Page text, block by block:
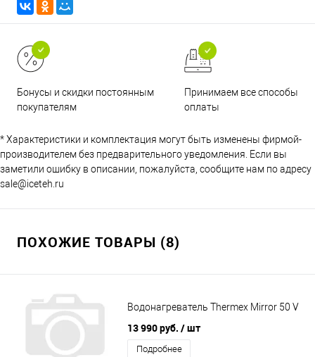
Бонусы и скидки постоянным
покупателям
Принимаем все способы
оплаты
* Характеристики и комплектация могут быть изменены фирмой-
производителем без предварительного уведомления. Если вы
заметили ошибку в описании, пожалуйста, сообщите нам по адресу
sale@iceteh.ru
ПОХОЖИЕ ТОВАРЫ (8)
Водонагреватель Thermex Mirror 50 V
13 990 руб. / шт
Подробнее